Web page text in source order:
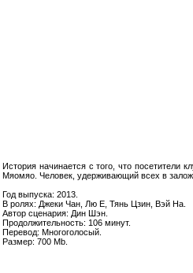
История начинается с того, что посетители
Мяомяо. Человек, удерживающий всех в
Год выпуска: 2013.
В ролях: Джеки Чан, Лю Е, Тянь Цзин, Вэй На.
Автор сценария: Дин Шэн.
Продолжительность: 106 минут.
Перевод: Многоголосый.
Размер: 700 Mb.